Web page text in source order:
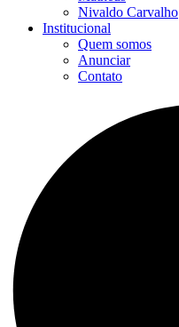
Nivaldo Carvalho
Institucional
Quem somos
Anunciar
Contato